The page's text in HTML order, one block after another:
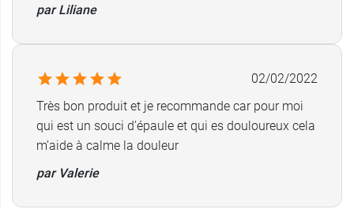
par Liliane
02/02/2022
Très bon produit et je recommande car pour moi
qui est un souci d’épaule et qui es douloureux cela
m’aide à calme la douleur
par Valerie